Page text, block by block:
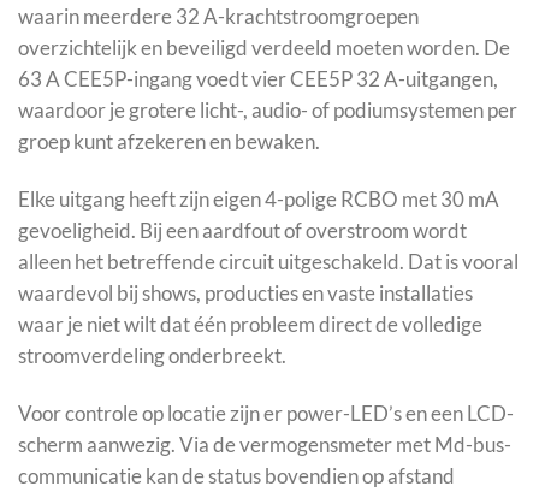
waarin meerdere 32 A-krachtstroomgroepen
overzichtelijk en beveiligd verdeeld moeten worden. De
63 A CEE5P-ingang voedt vier CEE5P 32 A-uitgangen,
waardoor je grotere licht-, audio- of podiumsystemen per
groep kunt afzekeren en bewaken.
Elke uitgang heeft zijn eigen 4-polige RCBO met 30 mA
gevoeligheid. Bij een aardfout of overstroom wordt
alleen het betreffende circuit uitgeschakeld. Dat is vooral
waardevol bij shows, producties en vaste installaties
waar je niet wilt dat één probleem direct de volledige
stroomverdeling onderbreekt.
Voor controle op locatie zijn er power-LED’s en een LCD-
scherm aanwezig. Via de vermogensmeter met Md-bus-
communicatie kan de status bovendien op afstand